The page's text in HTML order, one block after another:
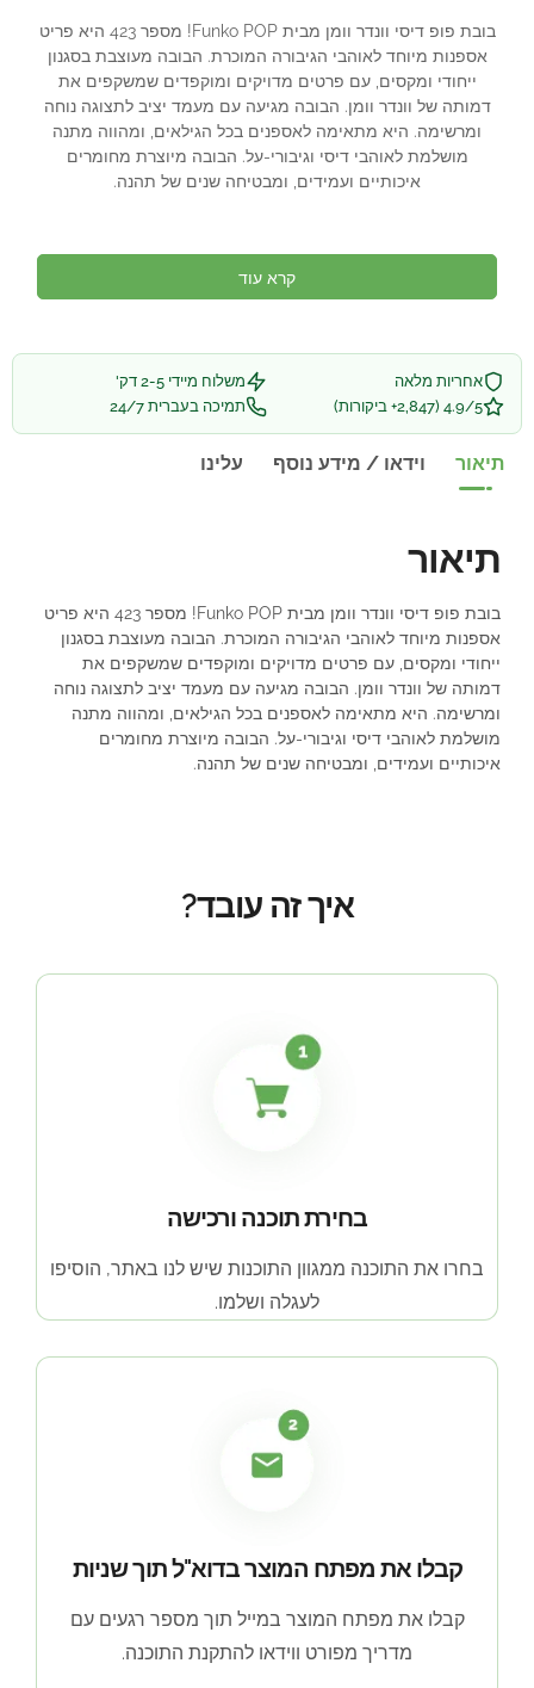
בובת פופ דיסי וונדר וומן מבית Funko POP! מספר 423 היא פריט
אספנות מיוחד לאוהבי הגיבורה המוכרת. הבובה מעוצבת בסגנון
ייחודי ומקסים, עם פרטים מדויקים ומוקפדים שמשקפים את
דמותה של וונדר וומן. הבובה מגיעה עם מעמד יציב לתצוגה נוחה
ומרשימה. היא מתאימה לאספנים בכל הגילאים, ומהווה מתנה
מושלמת לאוהבי דיסי וגיבורי-על. הבובה מיוצרת מחומרים
איכותיים ועמידים, ומבטיחה שנים של תהנה.
קרא עוד
אחריות מלאה
משלוח מיידי 2-5 דק'
4.9/5 (2,847+ ביקורות)
תמיכה בעברית 24/7
תיאור וידאו / מידע נוסף עלינו
תיאור
בובת פופ דיסי וונדר וומן מבית Funko POP! מספר 423 היא פריט
אספנות מיוחד לאוהבי הגיבורה המוכרת. הבובה מעוצבת בסגנון
ייחודי ומקסים, עם פרטים מדויקים ומוקפדים שמשקפים את
דמותה של וונדר וומן. הבובה מגיעה עם מעמד יציב לתצוגה נוחה
ומרשימה. היא מתאימה לאספנים בכל הגילאים, ומהווה מתנה
מושלמת לאוהבי דיסי וגיבורי-על. הבובה מיוצרת מחומרים
איכותיים ועמידים, ומבטיחה שנים של תהנה.
איך זה עובד?
בחירת תוכנה ורכישה
בחרו את התוכנה ממגוון התוכנות שיש לנו באתר, הוסיפו
לעגלה ושלמו.
קבלו את מפתח המוצר בדוא"ל תוך שניות
קבלו את מפתח המוצר במייל תוך מספר רגעים עם
מדריך מפורט ווידאו להתקנת התוכנה.